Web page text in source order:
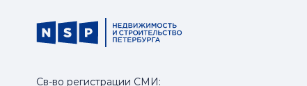
Св-во регистрации СМИ: